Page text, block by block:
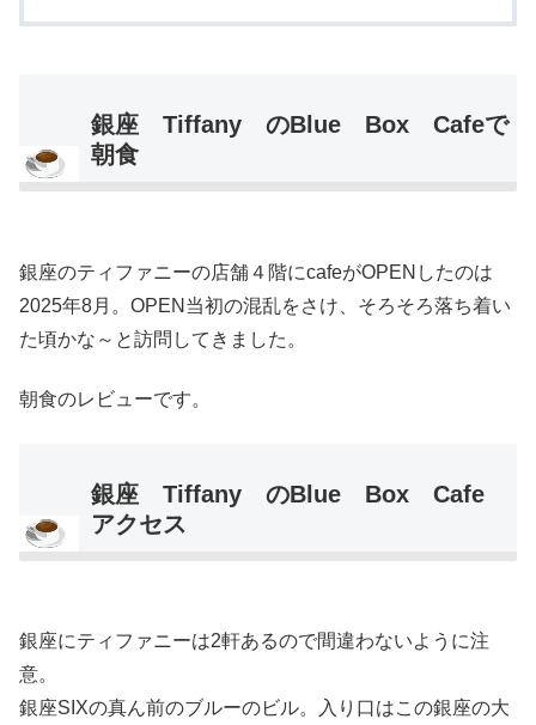
銀座 Tiffany のBlue Box Cafeで
朝食
銀座のティファニーの店舗４階にcafeがOPENしたのは
2025年8月。OPEN当初の混乱をさけ、そろそろ落ち着い
た頃かな～と訪問してきました。
朝食のレビューです。
銀座 Tiffany のBlue Box Cafe
アクセス
銀座にティファニーは2軒あるので間違わないように注
意。
銀座SIXの真ん前のブルーのビル。入り口はこの銀座の大